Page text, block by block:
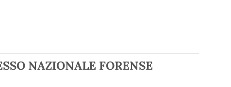
NAZIONALE FORENSE